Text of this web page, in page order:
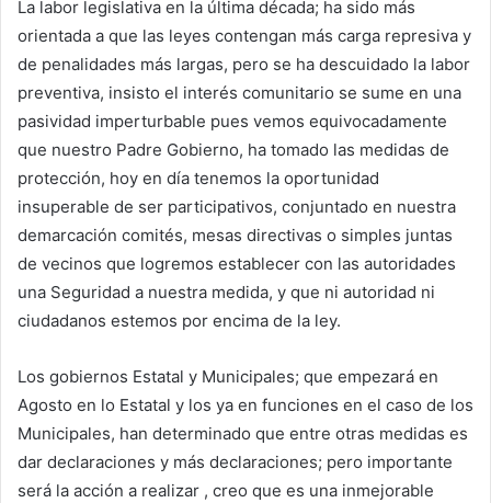
La labor legislativa en la última década; ha sido más
orientada a que las leyes contengan más carga represiva y
de penalidades más largas, pero se ha descuidado la labor
preventiva, insisto el interés comunitario se sume en una
pasividad imperturbable pues vemos equivocadamente
que nuestro Padre Gobierno, ha tomado las medidas de
protección, hoy en día tenemos la oportunidad
insuperable de ser participativos, conjuntado en nuestra
demarcación comités, mesas directivas o simples juntas
de vecinos que logremos establecer con las autoridades
una Seguridad a nuestra medida, y que ni autoridad ni
ciudadanos estemos por encima de la ley.
Los gobiernos Estatal y Municipales; que empezará en
Agosto en lo Estatal y los ya en funciones en el caso de los
Municipales, han determinado que entre otras medidas es
dar declaraciones y más declaraciones; pero importante
será la acción a realizar , creo que es una inmejorable